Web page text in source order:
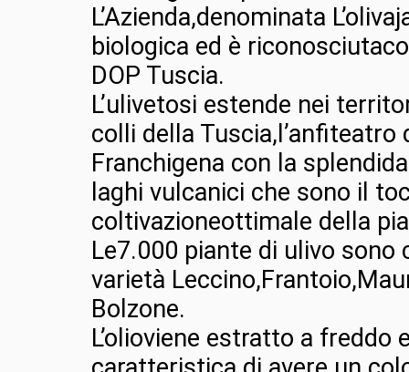
L’Azienda,denominata
biologica ed è
DOP Tuscia.
L’ulivetosi estende nei
colli della Tuscia,l’anfiteatro
Franchigena con la
laghi vulcanici che sono il
coltivazioneottimale della
Le7.000 piante di ulivo sono
varietà
Bolzone.
L’olioviene estratto a freddo